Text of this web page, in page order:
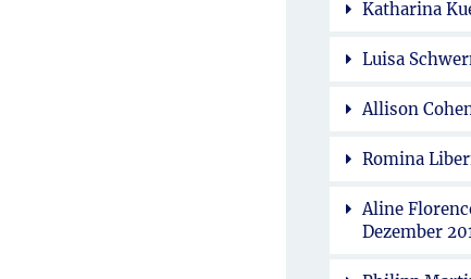
Katharina
Luisa
Allison
Romina
Aline
Dezember